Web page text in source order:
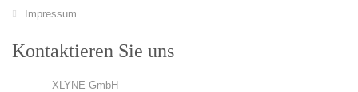
Impressum
Kontaktieren Sie uns
XLYNE GmbH